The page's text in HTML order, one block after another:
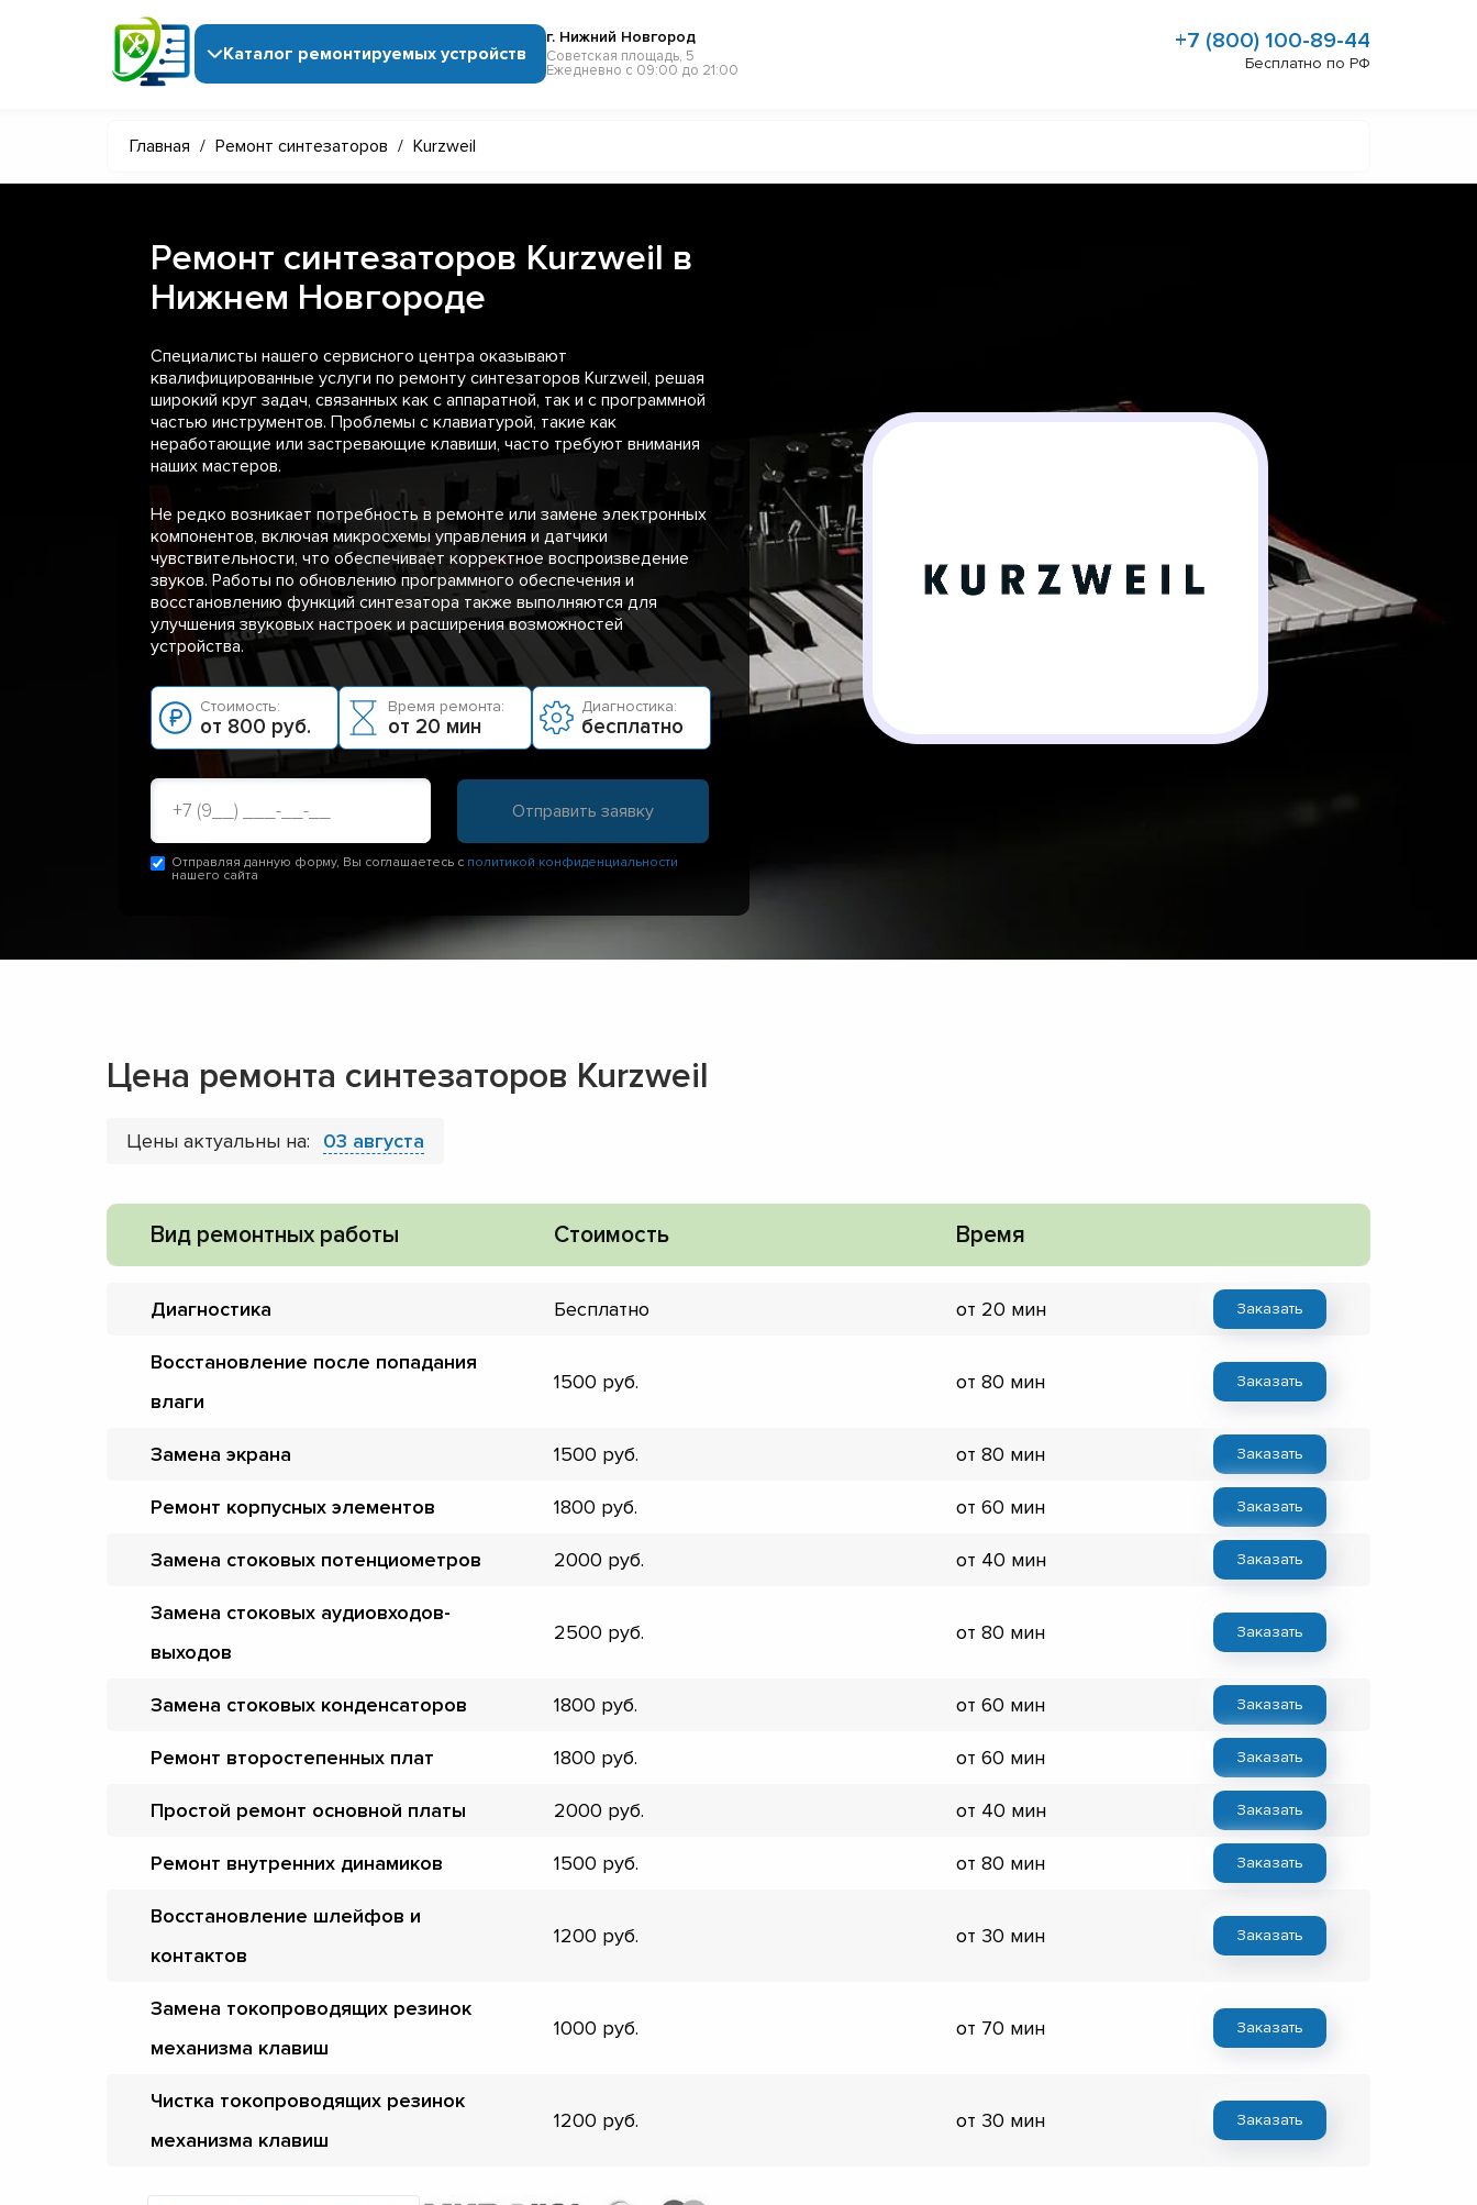
Каталог ремонтируемых устройств
г. Нижний Новгород
Советская площадь, 5
Ежедневно с 09:00 до 21:00
+7 (800) 100-89-44
Бесплатно по РФ
Главная / Ремонт синтезаторов / Kurzweil
Ремонт синтезаторов Kurzweil в
Нижнем Новгороде
Специалисты нашего сервисного центра оказывают
квалифицированные услуги по ремонту синтезаторов Kurzweil, решая
широкий круг задач, связанных как с аппаратной, так и с программной
частью инструментов. Проблемы с клавиатурой, такие как
неработающие или застревающие клавиши, часто требуют внимания
наших мастеров.
Не редко возникает потребность в ремонте или замене электронных
компонентов, включая микросхемы управления и датчики
чувствительности, что обеспечивает корректное воспроизведение
звуков. Работы по обновлению программного обеспечения и
восстановлению функций синтезатора также выполняются для
улучшения звуковых настроек и расширения возможностей
устройства.
Стоимость:
от 800 руб.
Время ремонта:
от 20 мин
Диагностика:
бесплатно
Отправляя данную форму, Вы соглашаетесь с политикой конфиденциальности
нашего сайта
Цена ремонта синтезаторов Kurzweil
Цены актуальны на: 03 августа
Вид ремонтных работы Стоимость Время
Диагностика Бесплатно от 20 мин Заказать
Восстановление после попадания
влаги
1500 от 80 мин Заказать
Замена экрана 1500 от 80 мин Заказать
Ремонт корпусных элементов 1800 от 60 мин Заказать
Замена стоковых потенциометров 2000 от 40 мин Заказать
Замена стоковых аудиовходов-
выходов
2500 от 80 мин Заказать
Замена стоковых конденсаторов 1800 от 60 мин Заказать
Ремонт второстепенных плат 1800 от 60 мин Заказать
Простой ремонт основной платы 2000 от 40 мин Заказать
Ремонт внутренних динамиков 1500 от 80 мин Заказать
Восстановление шлейфов и
контактов
1200 от 30 мин Заказать
Замена токопроводящих резинок
механизма клавиш
1000 от 70 мин Заказать
Чистка токопроводящих резинок
механизма клавиш
1200 от 30 мин Заказать